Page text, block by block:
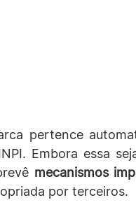
pertence
Embora essa
mecanismos
por terceiros.